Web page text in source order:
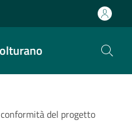
del progetto